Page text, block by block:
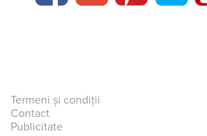
Termeni și condiții
Contact
Publicitate